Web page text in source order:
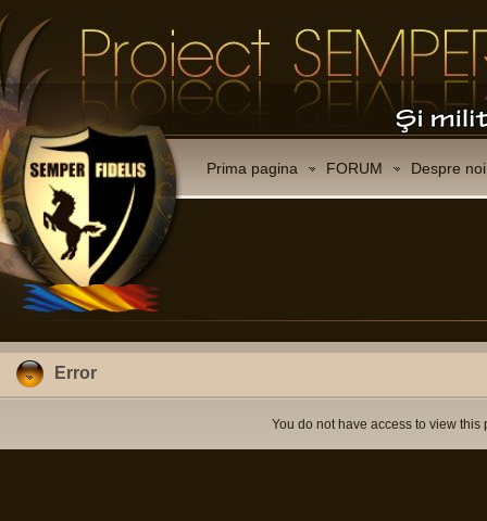
Prima pagina FORUM Despre noi
Error
You do not have access to view this